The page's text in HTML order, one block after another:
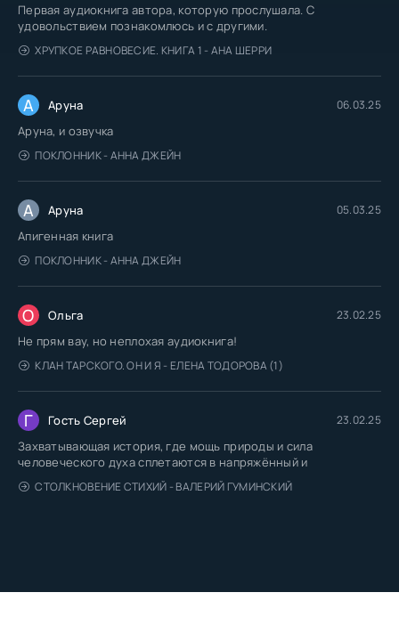
Первая аудиокнига автора, которую прослушала. С
удовольствием познакомлюсь и с другими.
ХРУПКОЕ РАВНОВЕСИЕ. КНИГА 1 - АНА ШЕРРИ
А Аруна 06.03.25
Аруна, и озвучка
ПОКЛОННИК - АННА ДЖЕЙН
А Аруна 05.03.25
Апигенная книга
ПОКЛОННИК - АННА ДЖЕЙН
О Ольга 23.02.25
Не прям вау, но неплохая аудиокнига!
КЛАН ТАРСКОГО. ОН И Я - ЕЛЕНА ТОДОРОВА (1)
Г Гость Сергей 23.02.25
Захватывающая история, где мощь природы и сила
человеческого духа сплетаются в напряжённый и
СТОЛКНОВЕНИЕ СТИХИЙ - ВАЛЕРИЙ ГУМИНСКИЙ